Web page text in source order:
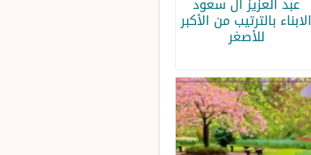
الابناء بالترتيب من الأكبر
للأصغر